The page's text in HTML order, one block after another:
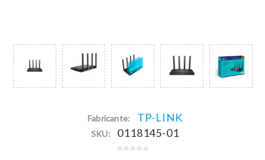
Fabricante: TP-LINK
SKU: 0118145-01